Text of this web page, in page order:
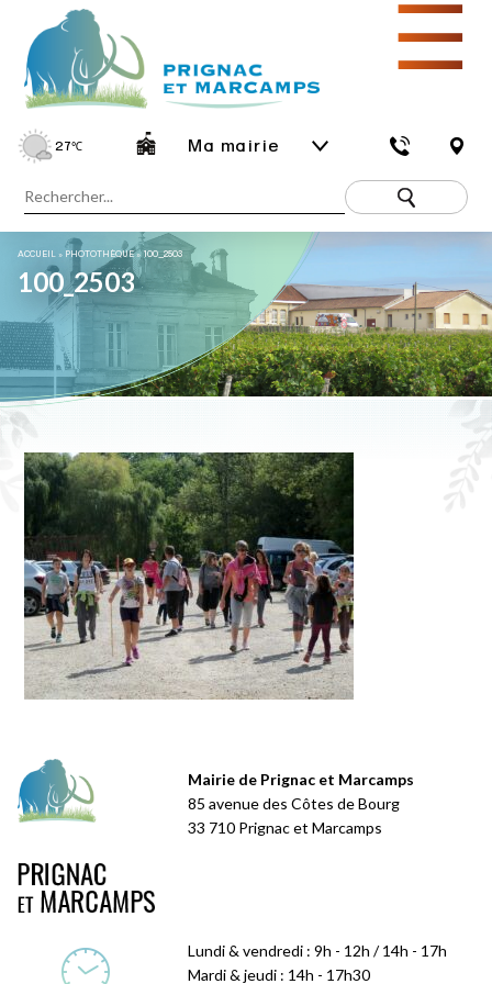
27℃ Ma mairie
☰
ACCUEIL » PHOTOTHÈQUE»100_2503
100_2503
Mairie de Prignac et Marcamps
85 avenue des Côtes de Bourg
33 710 Prignac et Marcamps
Lundi & vendredi : 9h - 12h / 14h - 17h
Mardi & jeudi : 14h - 17h30